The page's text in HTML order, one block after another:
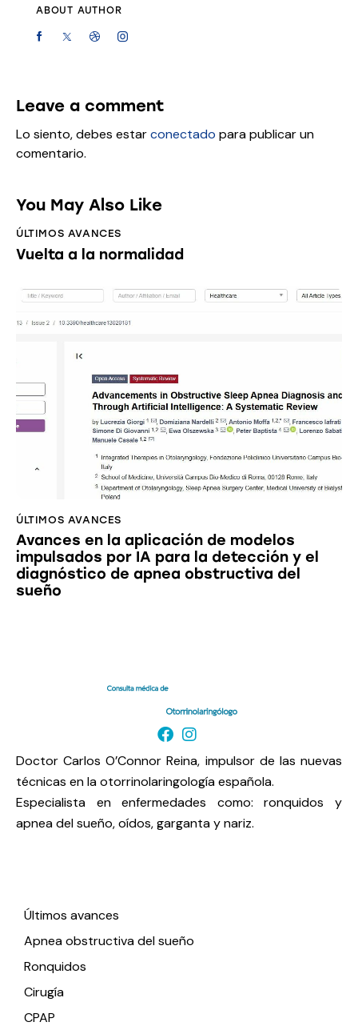
ABOUT AUTHOR
Leave a comment
Lo siento, debes estarconectado para publicar un
comentario.
You May Also Like
ÚLTIMOS AVANCES
Vuelta a la normalidad
ÚLTIMOS AVANCES
Avances en la aplicación de modelos
impulsados ​​por IA para la detección y el
diagnóstico de apnea obstructiva del
sueño
Doctor Carlos O’Connor Reina, impulsor de las nuevas
técnicas en la otorrinolaringología española.
Especialista en enfermedades como: ronquidos y
apnea del sueño, oídos, garganta y nariz.
Últimos avances
Apnea obstructiva del sueño
Ronquidos
Cirugía
CPAP